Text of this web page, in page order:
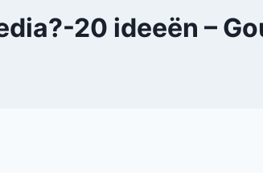
20 ideeën –